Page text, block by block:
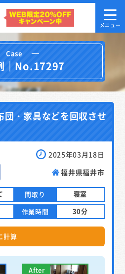
Case
｜No.17297
団・家具などを回収させ
2025年03月18日
福井県福井市
間取り
寝室
作業時間 30分
計算